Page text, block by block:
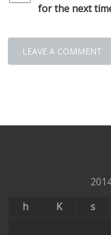
for the next
h
K s